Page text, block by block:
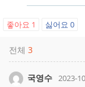
좋아요 1 싫어요 0
전체 3
국영수 2023-